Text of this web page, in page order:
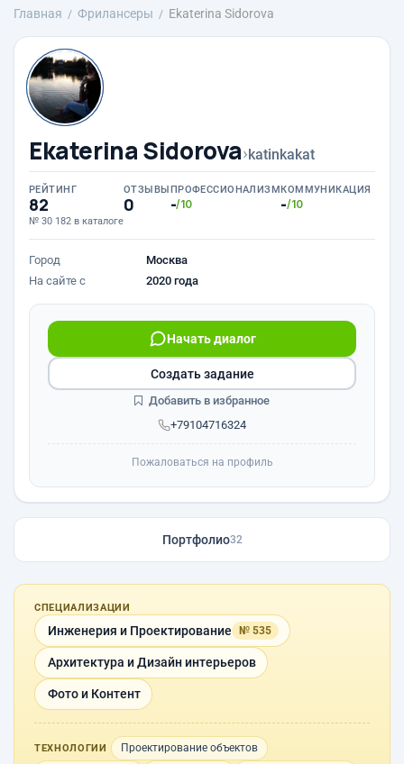
Главная Фрилансеры Ekaterina Sidorova
Ekaterina Sidorova›katinkakat
РЕЙТИНГ
82
№ 30 182 в каталоге
ОТЗЫВЫ
0
ПРОФЕССИОНАЛИЗМ
-/10
КОММУНИКАЦИЯ
-/10
Город
Москва
На сайте с
2020 года
+79104716324
Начать диалог
Создать задание
Добавить в избранное
Пожаловаться на профиль
Портфолио32
СПЕЦИАЛИЗАЦИИ
Инженерия и Проектирование № 535
Архитектура и Дизайн интерьеров
Фото и Контент
ТЕХНОЛОГИИ
Проектирование объектов